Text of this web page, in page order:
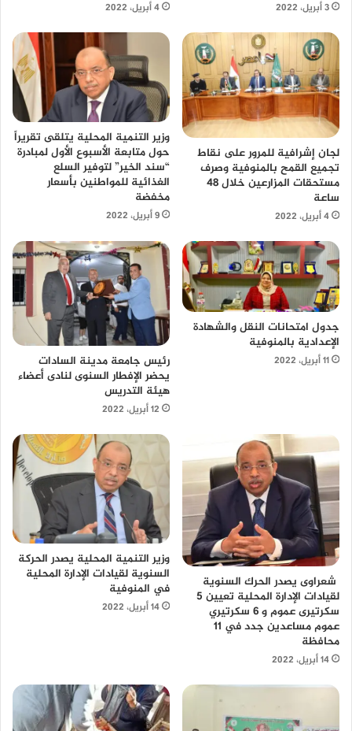
3 أبريل، 2022 4 أبريل، 2022
لجان إشرافية للمرور على نقاط
تجميع القمح بالمنوفية وصرف
مستحقات المزارعين خلال 48
ساعة
4 أبريل، 2022
وزير التنمية المحلية يتلقى تقريراً
حول متابعة الأسبوع الأول لمبادرة
“سند الخير” لتوفير السلع
الغذائية للمواطنين بأسعار
مخفضة
9 أبريل، 2022
جدول امتحانات النقل والشهادة
الإعدادية بالمنوفية
11 أبريل، 2022
رئيس جامعة مدينة السادات
يحضر الإفطار السنوى لنادى أعضاء
هيئة التدريس
12 أبريل، 2022
شعراوى يصدر الحرك السنوية
لقيادات الإدارة المحلية تعيين 5
سكرتيرى عموم و 6 سكرتيري
عموم مساعدين جدد في 11
محافظة
14 أبريل، 2022
وزير التنمية المحلية يصدر الحركة
السنوية لقيادات الإدارة المحلية
في المنوفية
14 أبريل، 2022